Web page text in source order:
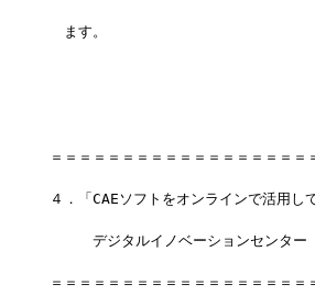
ます。
＝＝＝＝＝＝＝＝＝＝＝＝＝＝＝＝＝
４．「CAEソフトをオンラインで活用し
デジタルイノベーションセンター（
＝＝＝＝＝＝＝＝＝＝＝＝＝＝＝＝＝